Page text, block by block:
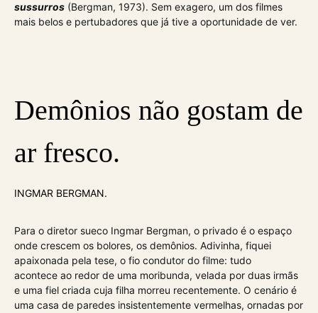
sussurros (Bergman, 1973). Sem exagero, um dos filmes
mais belos e pertubadores que já tive a oportunidade de ver.
Demônios não gostam de
ar fresco.
INGMAR BERGMAN.
Para o diretor sueco Ingmar Bergman, o privado é o espaço
onde crescem os bolores, os demônios. Adivinha, fiquei
apaixonada pela tese, o fio condutor do filme: tudo
acontece ao redor de uma moribunda, velada por duas irmãs
e uma fiel criada cuja filha morreu recentemente. O cenário é
uma casa de paredes insistentemente vermelhas, ornadas por